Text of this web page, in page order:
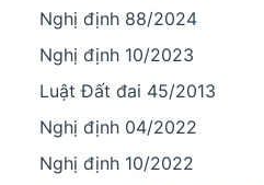
Nghị định 88/2024
Nghị định 10/2023
Luật Đất đai 45/2013
Nghị định 04/2022
Nghị định 10/2022